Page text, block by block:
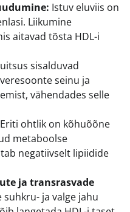
Istuv eluviis on
Liikumine
aitavad tõsta HDL-i
sisalduvad
seinu ja
vähendades selle
Eriti ohtlik on kõhuõõne
metaboolse
negatiivselt lipiidide
ja transrasvade
suhkru- ja valge jahu